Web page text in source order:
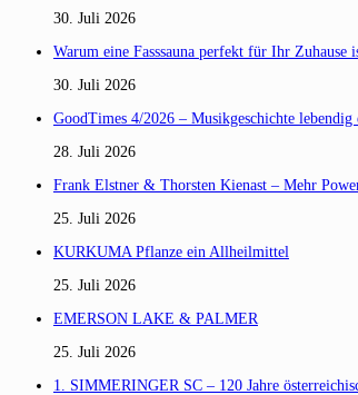
30. Juli 2026
Warum eine Fasssauna perfekt für Ihr Zuhause
30. Juli 2026
GoodTimes 4/2026 – Musikgeschichte lebendig
28. Juli 2026
Frank Elstner & Thorsten Kienast – Mehr
25. Juli 2026
KURKUMA Pflanze ein Allheilmittel
25. Juli 2026
EMERSON LAKE & PALMER
25. Juli 2026
1. SIMMERINGER SC – 120 Jahre